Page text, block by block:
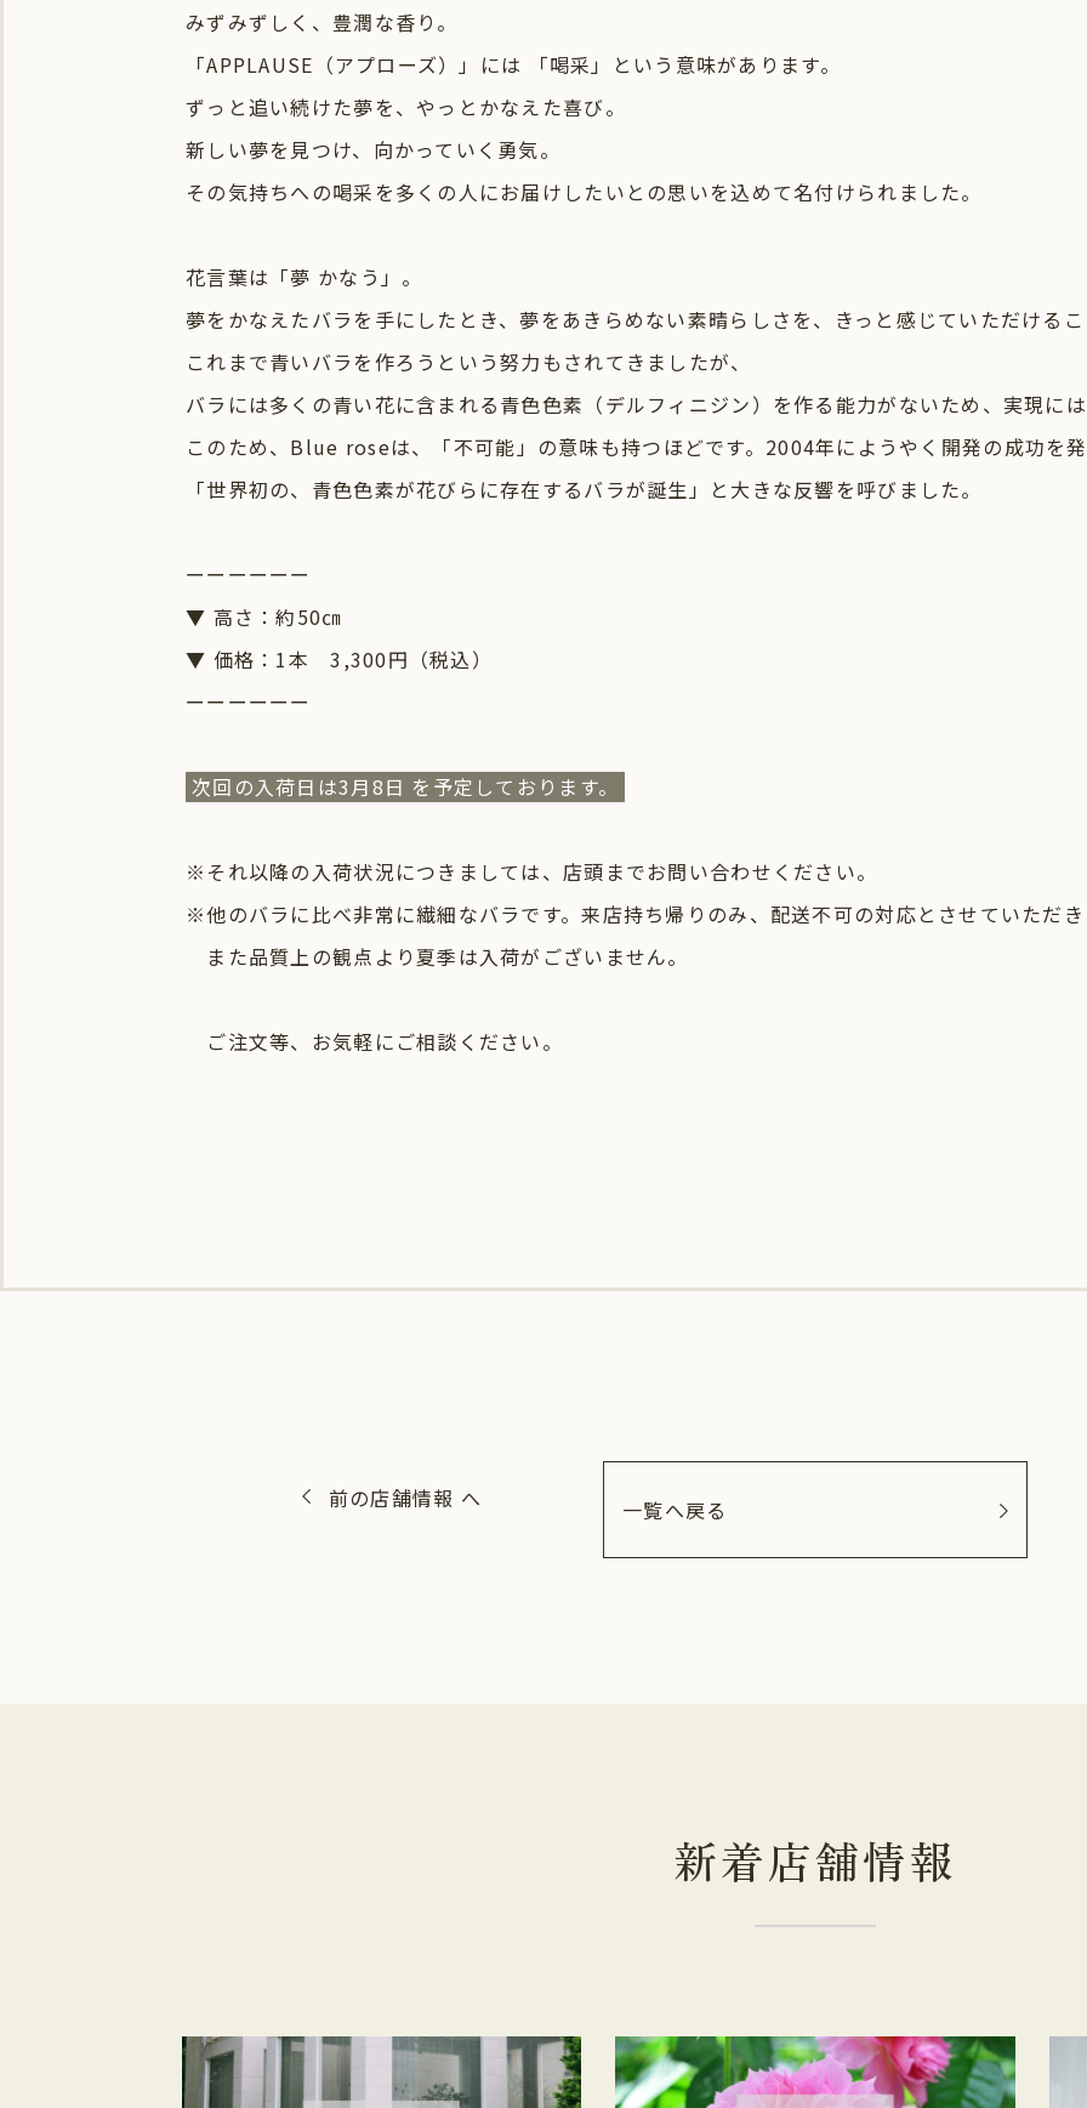
みずみずしく、豊潤な香り。
「APPLAUSE（アプローズ）」には 「喝采」という意味があります。
ずっと追い続けた夢を、やっとかなえた喜び。
新しい夢を見つけ、向かっていく勇気。
その気持ちへの喝采を多くの人にお届けしたいとの思いを込めて名付けられました。
花言葉は「夢 かなう」。
夢をかなえたバラを手にしたとき、夢をあきらめない素晴らしさを、きっと感じていただける
これまで青いバラを作ろうという努力もされてきましたが、
バラには多くの青い花に含まれる青色色素（デルフィニジン）を作る能力がないため、実現に
このため、Blue roseは、「不可能」の意味も持つほどです。2004年にようやく開発の成功を
「世界初の、青色色素が花びらに存在するバラが誕生」と大きな反響を呼びました。
ーーーーーー
▼ 高さ：約50㎝
▼ 価格：1本 3,300円（税込）
ーーーーーー
次回の入荷日は3月8日 を予定しております。
※それ以降の入荷状況につきましては、店頭までお問い合わせください。
※他のバラに比べ非常に繊細なバラです。来店持ち帰りのみ、配送不可の対応とさせていただ
また品質上の観点より夏季は入荷がございません。
ご注文等、お気軽にご相談ください。
前の店舗情報 へ 一覧へ戻る
新着店舗情報